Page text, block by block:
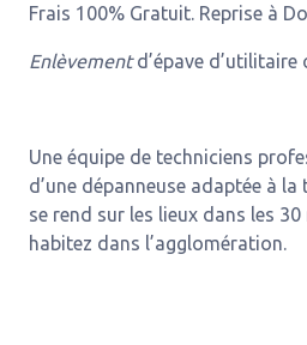
Frais 100% Gratuit. Reprise à
Enlèvementd’épave
Une équipe de techniciens
d’une dépanneuse adaptée à
se rend sur les lieux dans les
habitez dans l’agglomération.